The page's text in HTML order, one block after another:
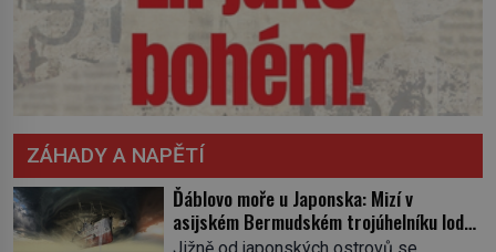
ZÁHADY A NAPĚTÍ
Ďáblovo moře u Japonska: Mizí v
asijském Bermudském trojúhelníku lodě
ve spárech neznámé síly?